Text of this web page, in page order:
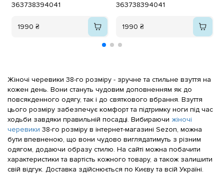
363738394041
1990 ₴
363738394041
1990 ₴
Жіночі черевики 38-го розміру - зручне та стильне взуття на
кожен день. Вони стануть чудовим доповненням як до
повсякденного одягу, так і до святкового вбрання. Взуття
цього розміру забезпечує комфорт та підтримку ноги під час
ходьби завдяки правильній посадці. Вибираючи жіночі
черевики 38-го розміру в інтернет-магазині Sezon, можна
бути впевненою, що вони чудово виглядатимуть з різним
одягом, додаючи образу стилю. На сайті можна побачити
характеристики та вартість кожного товару, а також залишити
свій відгук. Доставка здійснюється по Києву та всій Україні.